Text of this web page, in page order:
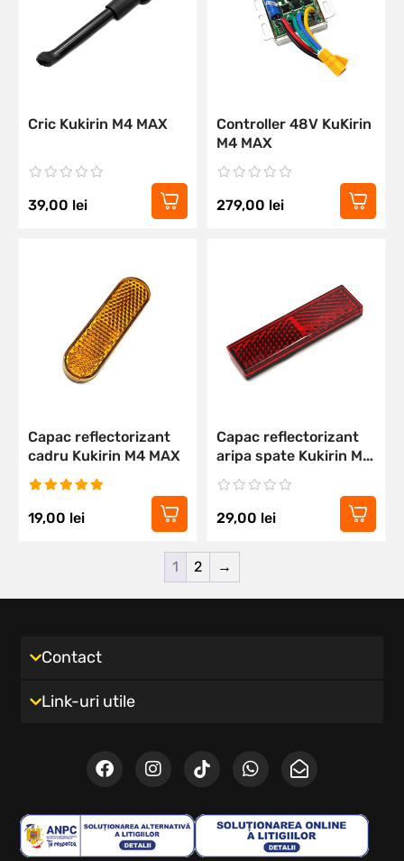
Cric Kukirin M4 MAX
39,00 lei
Controller 48V KuKirin
M4 MAX
279,00 lei
Capac reflectorizant
cadru Kukirin M4 MAX
19,00 lei
Capac reflectorizant
aripa spate Kukirin M4
MAX
29,00 lei
1 2 →
Contact
Link-uri utile